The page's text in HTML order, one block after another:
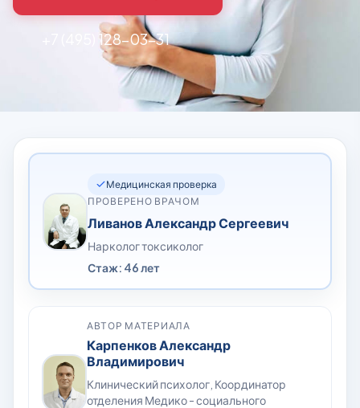
+7 (495) 128-03-31
Медицинская проверка
ПРОВЕРЕНО ВРАЧОМ
Ливанов Александр Сергеевич
Нарколог токсиколог
Стаж: 46 лет
АВТОР МАТЕРИАЛА
Карпенков Александр
Владимирович
Клинический психолог, Координатор
отделения Медико - социального